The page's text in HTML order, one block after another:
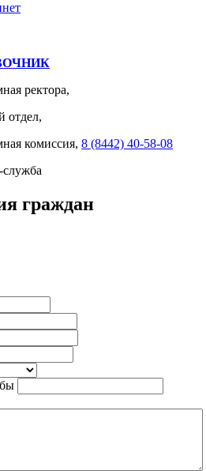
ректора,
комиссия, 8 (8442) 40-58-08
граждан